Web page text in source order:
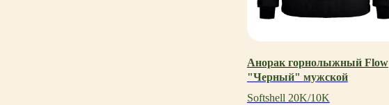
Анорак горнолыжный Flow
"Черный" мужской
Softshell 20K/10K